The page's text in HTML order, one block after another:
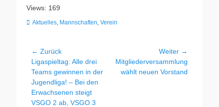
Views: 169
Kategorien
Aktuelles, Mannschaften, Verein
Beitragsnavigation
← Zurück
Vorheriger
Beitrag:
Ligaspieltag: Alle drei
Teams gewinnen in der
Jugendliga! – Bei den
Erwachsenen steigt
VSGO 2 ab, VSGO 3
Weiter →
Nächster
Beitrag:
Mitgliederversammlung
wählt neuen Vorstand